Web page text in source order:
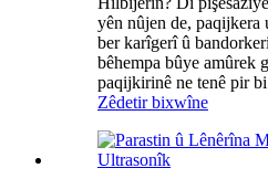
yên nûjen de,
ber karîgerî û
bêhempa bûye amûrek
paqijkirinê ne tenê pir
Zêdetir bixwîne